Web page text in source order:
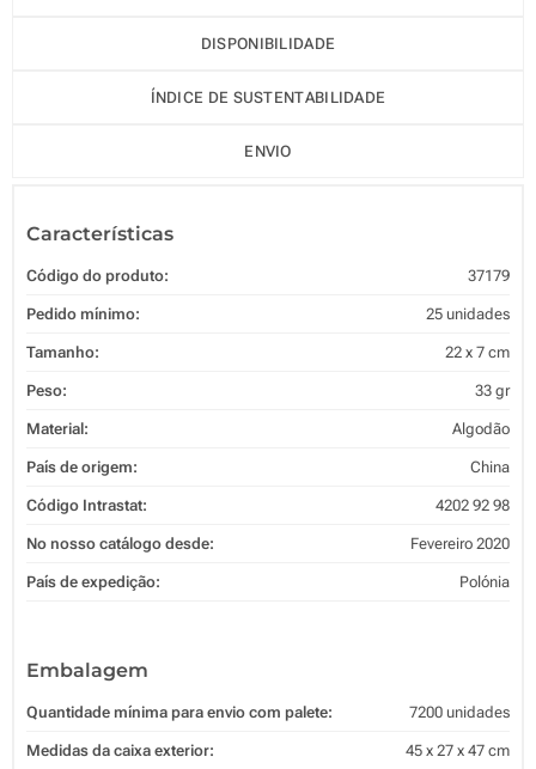
DISPONIBILIDADE
ÍNDICE DE SUSTENTABILIDADE
ENVIO
Características
Código do produto: 37179
Pedido mínimo: 25 unidades
Tamanho: 22 x 7 cm
Peso: 33 gr
Material: Algodão
País de origem: China
Código Intrastat: 4202 92 98
No nosso catálogo desde: Fevereiro 2020
País de expedição: Polónia
Embalagem
Quantidade mínima para envio com palete: 7200 unidades
Medidas da caixa exterior: 45 x 27 x 47 cm